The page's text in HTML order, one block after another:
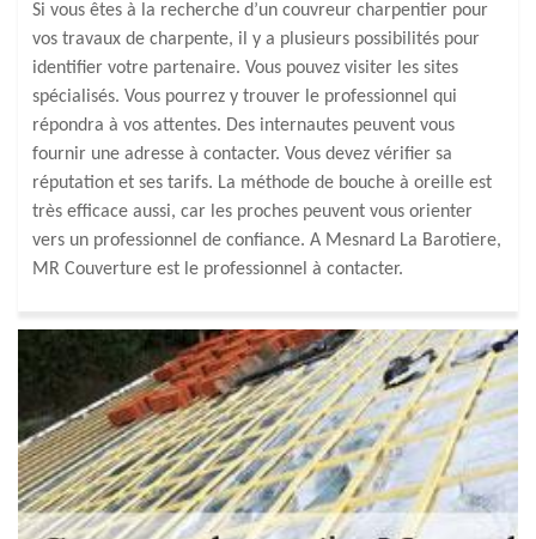
Si vous êtes à la recherche d’un couvreur charpentier pour
vos travaux de charpente, il y a plusieurs possibilités pour
identifier votre partenaire. Vous pouvez visiter les sites
spécialisés. Vous pourrez y trouver le professionnel qui
répondra à vos attentes. Des internautes peuvent vous
fournir une adresse à contacter. Vous devez vérifier sa
réputation et ses tarifs. La méthode de bouche à oreille est
très efficace aussi, car les proches peuvent vous orienter
vers un professionnel de confiance. A Mesnard La Barotiere,
MR Couverture est le professionnel à contacter.